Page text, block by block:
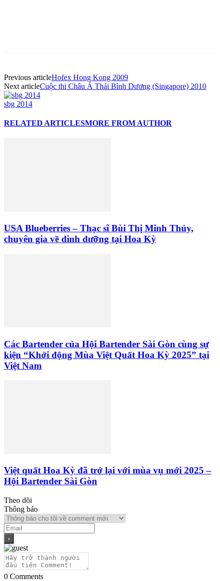
Previous articleHofex Hong Kong 2009
Next articleCuộc thi Châu Á Thái Bình Dương (Singapore) 2010
sbg 2014
RELATED ARTICLESMORE FROM AUTHOR
USA Blueberries – Thạc sĩ Bùi Thị Minh Thủy,
chuyên gia về dinh dưỡng tại Hoa Kỳ
Các Bartender của Hội Bartender Sài Gòn cùng sự
kiện “Khởi động Mùa Việt Quất Hoa Kỳ 2025” tại
Việt Nam
Việt quất Hoa Kỳ đã trở lại với mùa vụ mới 2025 –
Hội Bartender Sài Gòn
Theo dõi
Thông báo
0 Comments